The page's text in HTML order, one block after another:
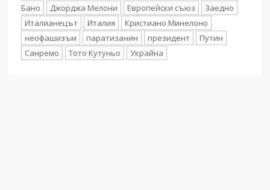
Бано
Джорджа Мелони Европейски съюз
Заедно
Италианецът
Италия
Кристиано Минелоно
неофашизъм
паратизанин президент
Путин
Санремо
Тото Кутуньо Украйна